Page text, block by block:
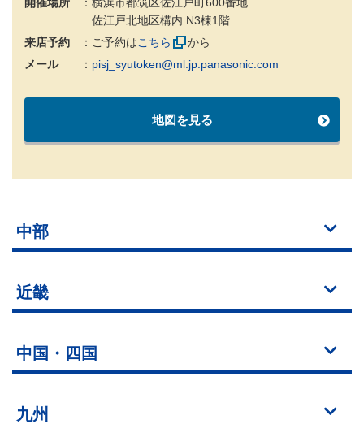
佐江戸北地区構内 N3棟1階
来店予約
ご予約はこちら
から
メール
pisj_syutoken@ml.jp.panasonic.com
地図を見る
中部
近畿
中国・四国
九州